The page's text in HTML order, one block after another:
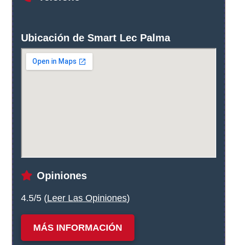
Ubicación de Smart Lec Palma
Opiniones
4.5/5 (Leer Las Opiniones)
MÁS INFORMACIÓN